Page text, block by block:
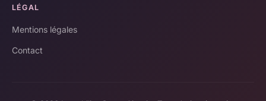
LÉGAL
Mentions légales
Contact